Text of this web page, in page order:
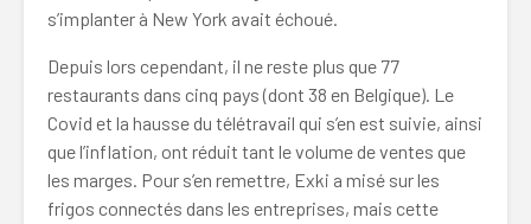
s’implanter à New York avait échoué.
Depuis lors cependant, il ne reste plus que 77
restaurants dans cinq pays (dont 38 en Belgique). Le
Covid et la hausse du télétravail qui s’en est suivie, ainsi
que l’inflation, ont réduit tant le volume de ventes que
les marges. Pour s’en remettre, Exki a misé sur les
frigos connectés dans les entreprises, mais cette